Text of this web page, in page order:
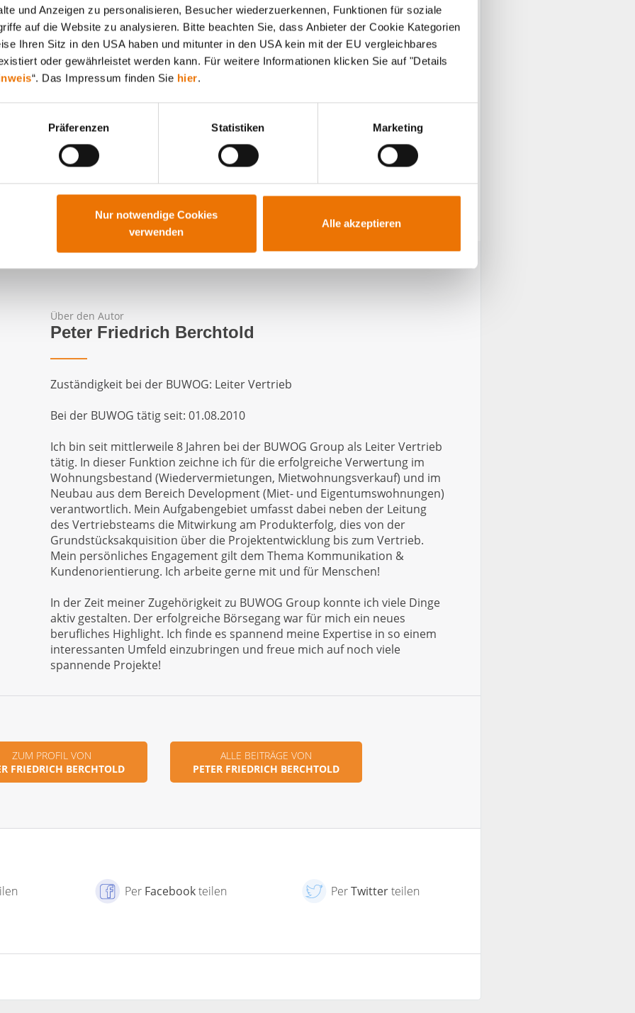
und Anzeigen zu personalisieren, Besucher wiederzuerkennen, Funktionen für soziale
auf die Website zu analysieren. Bitte beachten Sie, dass Anbieter der Cookie Kategorien
Ihren Sitz in den USA haben und mitunter in den USA kein mit der EU vergleichbares
oder gewährleistet werden kann. Für weitere Informationen klicken Sie auf "Details
“. Das Impressum finden Sie hier.
Präferenzen Statistiken Marketing
Nur notwendige Cookies
verwenden
Alle akzeptieren
die dazugehörige Citylight-Werbekampagne
Über den Autor
Peter Friedrich Berchtold
Zuständigkeit bei der BUWOG: Leiter Vertrieb
Bei der BUWOG tätig seit: 01.08.2010
Ich bin seit mittlerweile 8 Jahren bei der BUWOG Group als Leiter Vertrieb
tätig. In dieser Funktion zeichne ich für die erfolgreiche Verwertung im
Wohnungsbestand (Wiedervermietungen, Mietwohnungsverkauf) und im
Neubau aus dem Bereich Development (Miet- und Eigentumswohnungen)
verantwortlich. Mein Aufgabengebiet umfasst dabei neben der Leitung
des Vertriebsteams die Mitwirkung am Produkterfolg, dies von der
Grundstücksakquisition über die Projektentwicklung bis zum Vertrieb.
Mein persönliches Engagement gilt dem Thema Kommunikation &
Kundenorientierung. Ich arbeite gerne mit und für Menschen!
In der Zeit meiner Zugehörigkeit zu BUWOG Group konnte ich viele Dinge
aktiv gestalten. Der erfolgreiche Börsegang war für mich ein neues
berufliches Highlight. Ich finde es spannend meine Expertise in so einem
interessanten Umfeld einzubringen und freue mich auf noch viele
spannende Projekte!
ZUM PROFIL VON
FRIEDRICH BERCHTOLD
ALLE BEITRÄGE VON
PETER FRIEDRICH BERCHTOLD
Per Facebookteilen PerTwitterteilen